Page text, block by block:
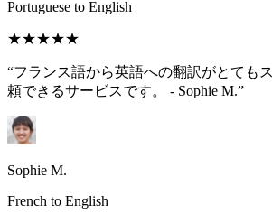
Portuguese to English
★★★★★
“フランス語から英語への翻訳がとても
頼できるサービスです。 - Sophie M.”
Sophie M.
French to English